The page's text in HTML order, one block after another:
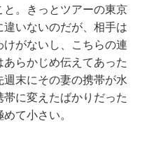
。きっとツアーの東京
いないのだが、相手は
がないし、こちらの連
らかじめ伝えてあった
末にその妻の携帯が水
に変えたばかりだった
て小さい。